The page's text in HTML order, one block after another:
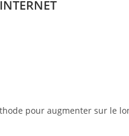
pour augmenter sur le